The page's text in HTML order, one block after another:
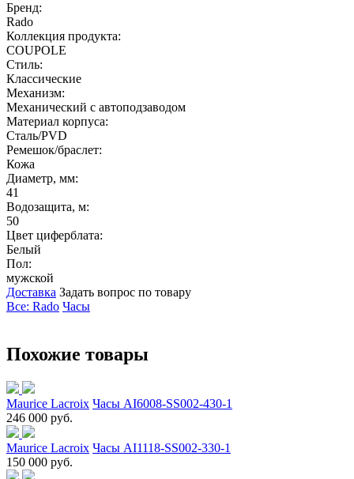
Бренд:
Rado
Коллекция продукта:
COUPOLE
Стиль:
Классические
Механизм:
Механический с автоподзаводом
Материал корпуса:
Сталь/PVD
Ремешок/браслет:
Кожа
Диаметр, мм:
41
Водозащита, м:
50
Цвет циферблата:
Белый
Пол:
мужской
Доставка Задать вопрос по товару
Все: Rado Часы
Похожие товары
Maurice Lacroix Часы AI6008-SS002-430-1
246 000 руб.
Maurice Lacroix Часы AI1118-SS002-330-1
150 000 руб.